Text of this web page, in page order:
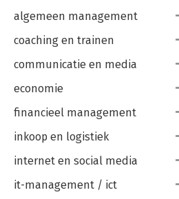
algemeen management
coaching en trainen
communicatie en media
economie
financieel management
inkoop en logistiek
internet en social media
it-management / ict